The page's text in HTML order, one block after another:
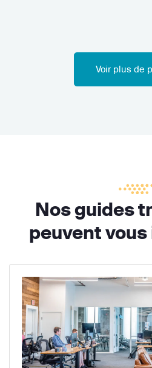
Voir plus de
Nos guides
peuvent